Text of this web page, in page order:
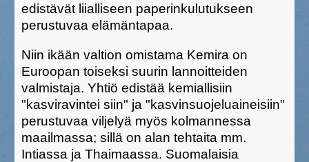
edistävät liialliseen paperinkulutukseen
perustuvaa elämäntapaa.
Niin ikään valtion omistama Kemira on
Euroopan toiseksi suurin lannoitteiden
valmistaja. Yhtiö edistää kemiallisiin
"kasviravintei siin" ja "kasvinsuojeluaineisiin"
perustuvaa viljelyä myös kolmannessa
maailmassa; sillä on alan tehtaita mm.
Intiassa ja Thaimaassa. Suomalaisia